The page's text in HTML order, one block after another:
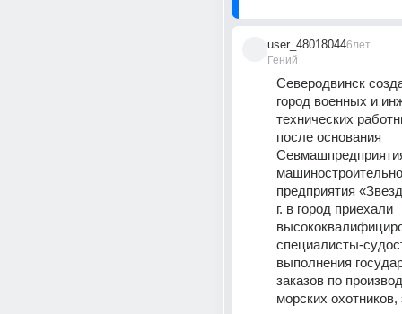
user_48018044
Гений
6лет
Северодвинск
город военных и
технических
после основания
предприятия
г. в город приехали
специалисты-
выполнения
заказов по
морских